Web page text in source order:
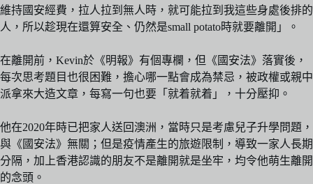
維持國安經費，拉人拉到無人時，就可能拉到我這些身處後排的
人，所以趁現在還算安全、仍然是small potato時就要離開」。
在離開前，Kevin於《明報》有個專欄，但《國安法》落實後，
每次思考題目也很困難，擔心哪一點會成為禁忌，被政權或親中
派拿來大造文章，每寫一句也要「就着就着」，十分壓抑。
他在2020年時已把家人送回澳洲，當時只是考慮兒子升學問題，
與《國安法》無關；但是疫情產生的旅遊限制，導致一家人長期
分隔，加上香港認識的朋友不是離開就是坐牢，均令他萌生離開
的念頭。